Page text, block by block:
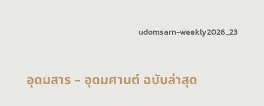
udomsarn-weekly2026_23
อุดมสาร – อุดมศานต์ ฉบับล่าสุด